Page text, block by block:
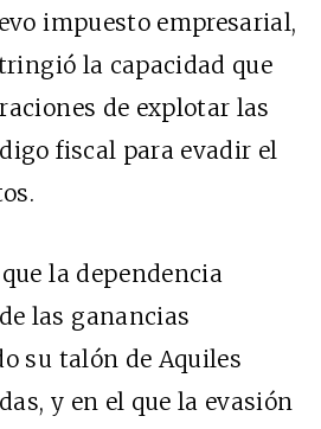
impuesto empresarial,
la capacidad que
de explotar las
fiscal para evadir el
la dependencia
las ganancias
su talón de Aquiles
y en el que la evasión